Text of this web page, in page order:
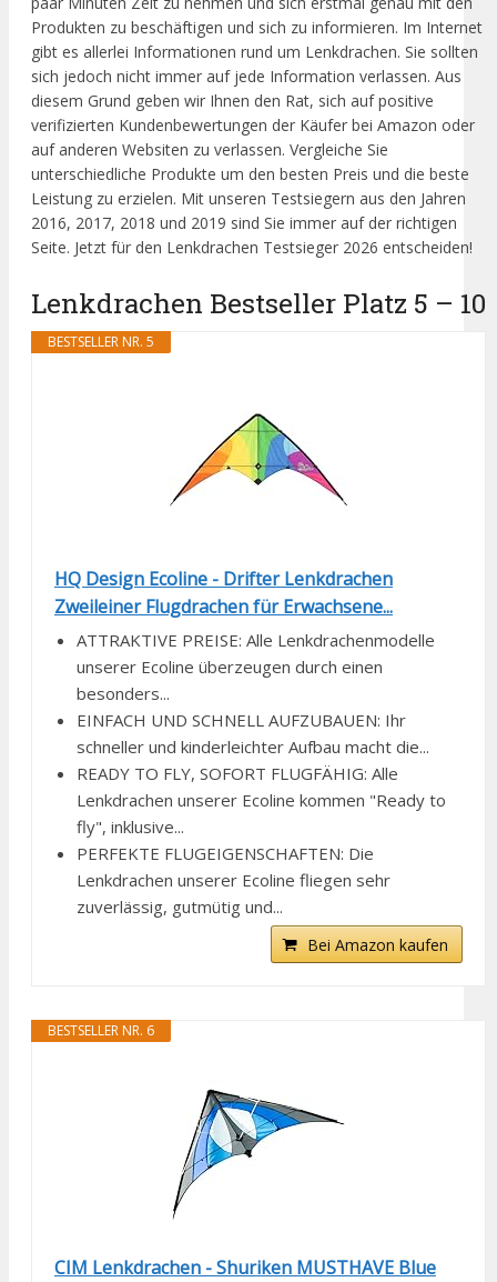
Produkten zu beschäftigen und sich zu informieren. Im Internet
gibt es allerlei Informationen rund um Lenkdrachen. Sie sollten
sich jedoch nicht immer auf jede Information verlassen. Aus
diesem Grund geben wir Ihnen den Rat, sich auf positive
verifizierten Kundenbewertungen der Käufer bei Amazon oder
auf anderen Websiten zu verlassen. Vergleiche Sie
unterschiedliche Produkte um den besten Preis und die beste
Leistung zu erzielen. Mit unseren Testsiegern aus den Jahren
2016, 2017, 2018 und 2019 sind Sie immer auf der richtigen
Seite. Jetzt für den Lenkdrachen Testsieger 2026 entscheiden!
Lenkdrachen Bestseller Platz 5 – 10
BESTSELLER NR. 5
HQ Design Ecoline - Drifter Lenkdrachen
Zweileiner Flugdrachen für Erwachsene...
ATTRAKTIVE PREISE: Alle Lenkdrachenmodelle
unserer Ecoline überzeugen durch einen
besonders...
EINFACH UND SCHNELL AUFZUBAUEN: Ihr
schneller und kinderleichter Aufbau macht die...
READY TO FLY, SOFORT FLUGFÄHIG: Alle
Lenkdrachen unserer Ecoline kommen "Ready to
fly", inklusive...
PERFEKTE FLUGEIGENSCHAFTEN: Die
Lenkdrachen unserer Ecoline fliegen sehr
zuverlässig, gutmütig und...
Bei Amazon kaufen
BESTSELLER NR. 6
CIM Lenkdrachen - Shuriken MUSTHAVE Blue